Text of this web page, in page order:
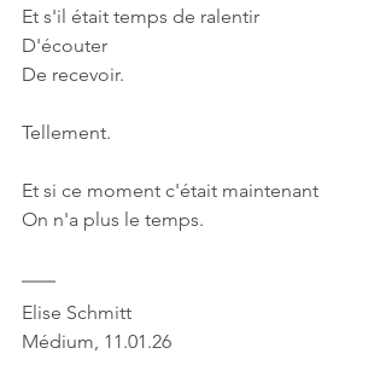
Et s'il était temps de ralentir
D'écouter
De recevoir.
Tellement.
Et si ce moment c'était maintenant
On n'a plus le temps.
Elise Schmitt
Médium, 11.01.26